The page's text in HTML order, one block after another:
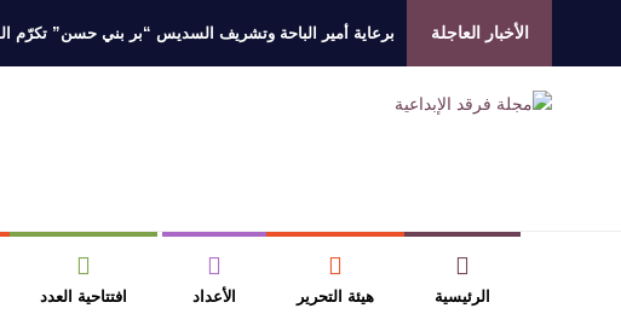
الأخبار العاجلة برعاية أمير الباحة وتشريف السديس “بر بني حسن” تكرّم
​ اللون الأحمر وشاح سردية الأدب وسر رمزية النصوص
الرئيسية هيئة التحرير الأعداد افتتاحية العدد